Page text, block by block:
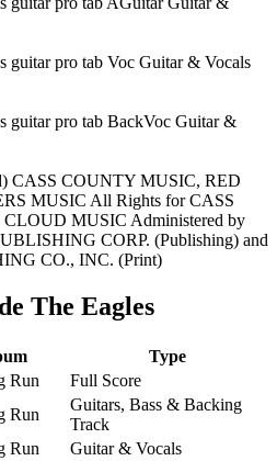
CASS COUNTY MUSIC, RED
MUSIC All Rights for CASS
MUSIC Administered by
CORP. (Publishing) and
CO., INC. (Print)
The Eagles
Type
Run
Full Score
Run
Guitars, Bass & Backing
Track
Run
Guitar & Vocals